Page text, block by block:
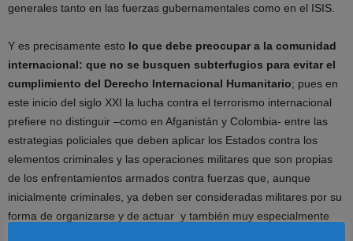
generales tanto en las fuerzas gubernamentales como en el ISIS.
Y es precisamente esto lo que debe preocupar a la comunidad
internacional: que no se busquen subterfugios para evitar el
cumplimiento del Derecho Internacional Humanitario; pues en
este inicio del siglo XXI la lucha contra el terrorismo internacional
prefiere no distinguir –como en Afganistán y Colombia- entre las
estrategias policiales que deben aplicar los Estados contra los
elementos criminales y las operaciones militares que son propias
de los enfrentamientos armados contra fuerzas que, aunque
inicialmente criminales, ya deben ser consideradas militares por su
forma de organizarse y de actuar y también muy especialmente